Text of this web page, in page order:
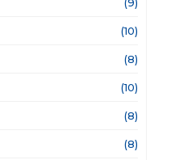
(10)
(8)
(10)
(8)
(8)